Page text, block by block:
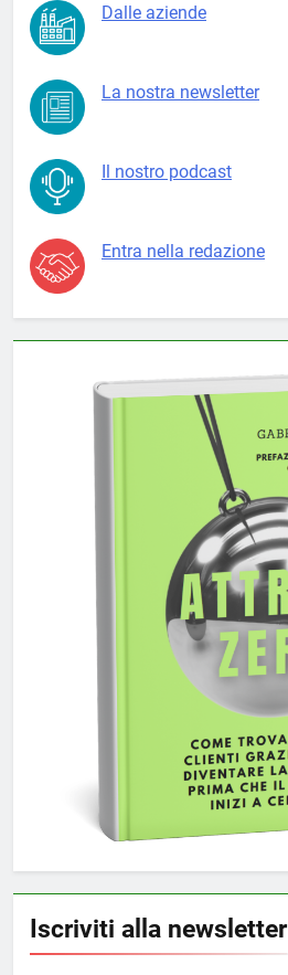
Dalle aziende
La nostra newsletter
Il nostro podcast
Entra nella redazione
Iscriviti alla newsletter